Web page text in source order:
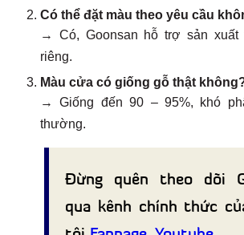
Có thể đặt màu theo yêu cầu
→ Có, Goonsan hỗ trợ sản xuất
riêng.
Màu cửa có giống gỗ thật
→ Giống đến 90 – 95%, khó
thường.
Đừng quên theo dõi
qua kênh chính thức